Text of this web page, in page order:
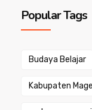
Popular Tags
Budaya Belajar
Kabupaten